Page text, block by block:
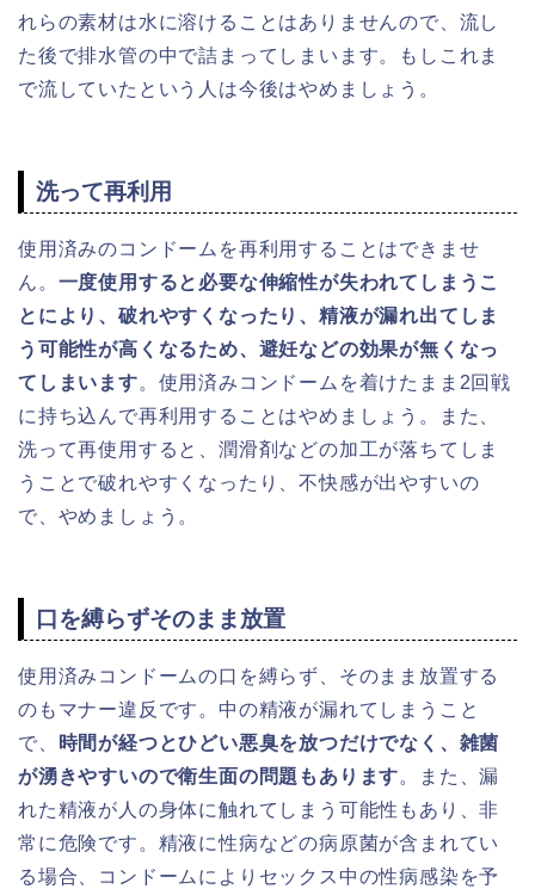
れらの素材は水に溶けることはありませんので、流し
た後で排水管の中で詰まってしまいます。もしこれま
で流していたという人は今後はやめましょう。
洗って再利用
使用済みのコンドームを再利用することはできませ
ん。 一度使用すると必要な伸縮性が失われてしまうこ
とにより、破れやすくなったり、精液が漏れ出てしま
う可能性が高くなるため、避妊などの効果が無くなっ
てしまいます。使用済みコンドームを着けたまま2回戦
に持ち込んで再利用することはやめましょう。また、
洗って再使用すると、潤滑剤などの加工が落ちてしま
うことで破れやすくなったり、不快感が出やすいの
で、やめましょう。
口を縛らずそのまま放置
使用済みコンドームの口を縛らず、そのまま放置する
のもマナー違反です。中の精液が漏れてしまうこと
で、 時間が経つとひどい悪臭を放つだけでなく、雑菌
が湧きやすいので衛生面の問題もあります。また、漏
れた精液が人の身体に触れてしまう可能性もあり、非
常に危険です。精液に性病などの病原菌が含まれてい
る場合、コンドームによりセックス中の性病感染を予